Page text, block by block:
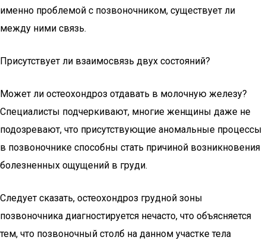
именно проблемой с позвоночником, существует ли
между ними связь.
Присутствует ли взаимосвязь двух состояний?
Может ли остеохондроз отдавать в молочную железу?
Специалисты подчеркивают, многие женщины даже не
подозревают, что присутствующие аномальные процессы
в позвоночнике способны стать причиной возникновения
болезненных ощущений в груди.
Следует сказать, остеохондроз грудной зоны
позвоночника диагностируется нечасто, что объясняется
тем, что позвоночный столб на данном участке тела